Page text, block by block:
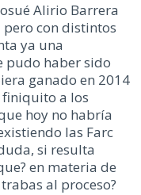
Alirio Barrera
con distintos
ya una
pudo haber sido
ganado en 2014
a los
hoy no habría
las Farc
si resulta
en materia de
al proceso?